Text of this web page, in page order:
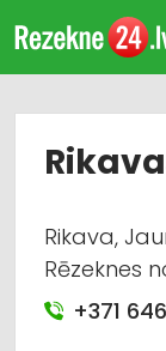
Rikava,
Rēzeknes
+371